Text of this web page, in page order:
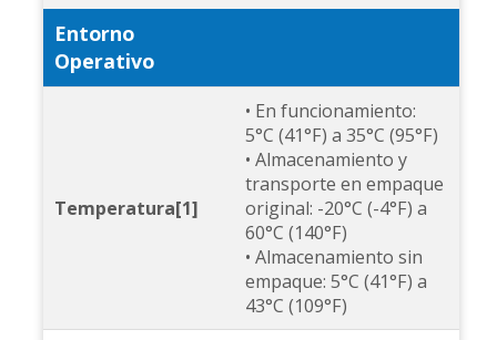
Entorno
Operativo
Temperatura[1]
• En funcionamiento:
5°C (41°F) a 35°C (95°F)
• Almacenamiento y
transporte en empaque
original: -20°C (-4°F) a
60°C (140°F)
• Almacenamiento sin
empaque: 5°C (41°F) a
43°C (109°F)